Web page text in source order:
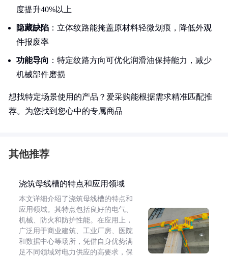
度提升40%以上
隐藏缺陷 ：立体纹路能掩盖原材料轻微划痕，降低外观
件报废率
功能导向 ：特定纹路方向可优化润滑油保持能力，减少
机械部件磨损
想找特定场景使用的产品？爱采购能根据需求精准匹配推
荐。为您找到您心中的专属商品
其他推荐
浇筑母线槽的特点和应用领域
本文详细介绍了浇筑母线槽的特点和
应用领域。其特点包括良好的电气、
机械、防火和防护性能。在应用上，
广泛用于商业建筑、工业厂房、医院
和数据中心等场所，凭借自身优势满
足不同领域对电力供应的高要求，保